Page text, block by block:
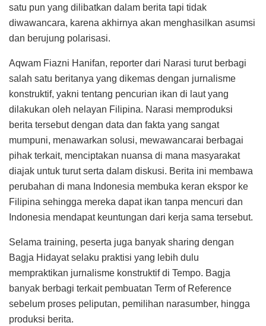
satu pun yang dilibatkan dalam berita tapi tidak
diwawancara, karena akhirnya akan menghasilkan asumsi
dan berujung polarisasi.
Aqwam Fiazni Hanifan, reporter dari Narasi turut berbagi
salah satu beritanya yang dikemas dengan jurnalisme
konstruktif, yakni tentang pencurian ikan di laut yang
dilakukan oleh nelayan Filipina. Narasi memproduksi
berita tersebut dengan data dan fakta yang sangat
mumpuni, menawarkan solusi, mewawancarai berbagai
pihak terkait, menciptakan nuansa di mana masyarakat
diajak untuk turut serta dalam diskusi. Berita ini membawa
perubahan di mana Indonesia membuka keran ekspor ke
Filipina sehingga mereka dapat ikan tanpa mencuri dan
Indonesia mendapat keuntungan dari kerja sama tersebut.
Selama training, peserta juga banyak sharing dengan
Bagja Hidayat selaku praktisi yang lebih dulu
mempraktikan jurnalisme konstruktif di Tempo. Bagja
banyak berbagi terkait pembuatan Term of Reference
sebelum proses peliputan, pemilihan narasumber, hingga
produksi berita.